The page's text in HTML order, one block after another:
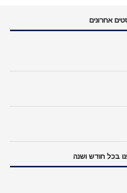
אחרונים
בכל חודש ושנה